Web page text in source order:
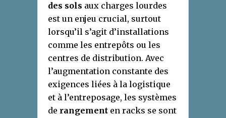
des sols aux charges lourdes
est un enjeu crucial, surtout
lorsqu’il s’agit d’installations
comme les entrepôts ou les
centres de distribution. Avec
l’augmentation constante des
exigences liées à la logistique
et à l’entreposage, les systèmes
de rangement en racks se sont